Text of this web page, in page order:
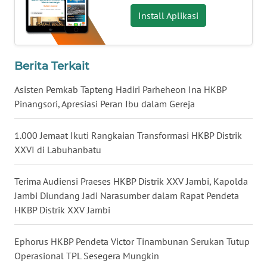
Install Aplikasi
Berita Terkait
Asisten Pemkab Tapteng Hadiri Parheheon Ina HKBP
Pinangsori, Apresiasi Peran Ibu dalam Gereja
1.000 Jemaat Ikuti Rangkaian Transformasi HKBP Distrik
XXVI di Labuhanbatu
Terima Audiensi Praeses HKBP Distrik XXV Jambi, Kapolda
Jambi Diundang Jadi Narasumber dalam Rapat Pendeta
HKBP Distrik XXV Jambi
Ephorus HKBP Pendeta Victor Tinambunan Serukan Tutup
Operasional TPL Sesegera Mungkin
WN
WN
NUSANTARA
WN
JOGJA
WN
WN
KALBAR